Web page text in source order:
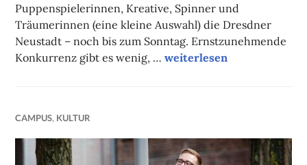
Puppenspielerinnen, Kreative, Spinner und
Träumerinnen (eine kleine Auswahl) die Dresdner
Neustadt – noch bis zum Sonntag. Ernstzunehmende
Konkurrenz gibt es wenig, …Unsere Tipps der Woche
weiterlesen
CAMPUS, KULTUR